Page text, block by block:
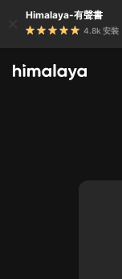
Himalaya-有聲書
4.8k 安裝